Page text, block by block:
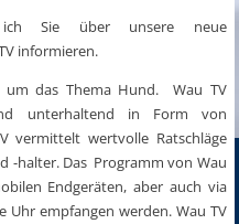
Sie über unsere neue
informieren.
um das Thema Hund. Wau TV
unterhaltend in Form von
vermittelt wertvolle Ratschläge
-halter. Das Programm von Wau
Endgeräten, aber auch via
empfangen werden. Wau TV